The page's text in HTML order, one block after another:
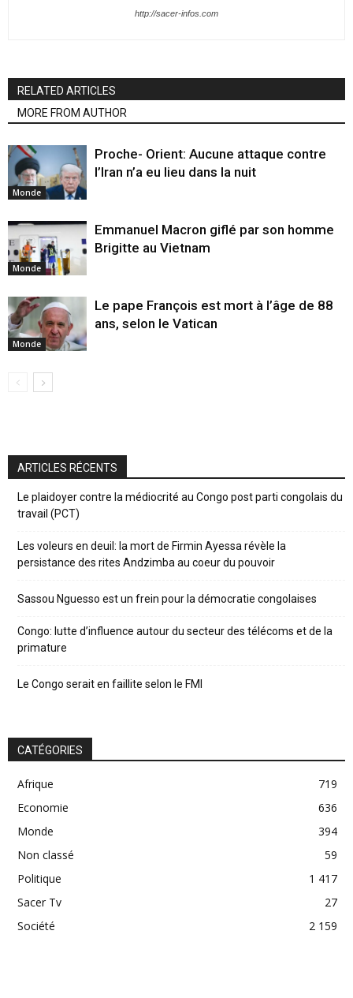
http://sacer-infos.com
RELATED ARTICLES
MORE FROM AUTHOR
Monde
Proche- Orient: Aucune attaque contre
l’Iran n’a eu lieu dans la nuit
Monde
Emmanuel Macron giflé par son homme
Brigitte au Vietnam
Monde
Le pape François est mort à l’âge de 88
ans, selon le Vatican
ARTICLES RÉCENTS
Le plaidoyer contre la médiocrité au Congo post parti congolais du
travail (PCT)
Les voleurs en deuil: la mort de Firmin Ayessa révèle la
persistance des rites Andzimba au coeur du pouvoir
Sassou Nguesso est un frein pour la démocratie congolaises
Congo: lutte d’influence autour du secteur des télécoms et de la
primature
Le Congo serait en faillite selon le FMI
CATÉGORIES
Afrique
719
Economie
636
Monde
394
Non classé
59
Politique
1 417
Sacer Tv
27
Société
2 159